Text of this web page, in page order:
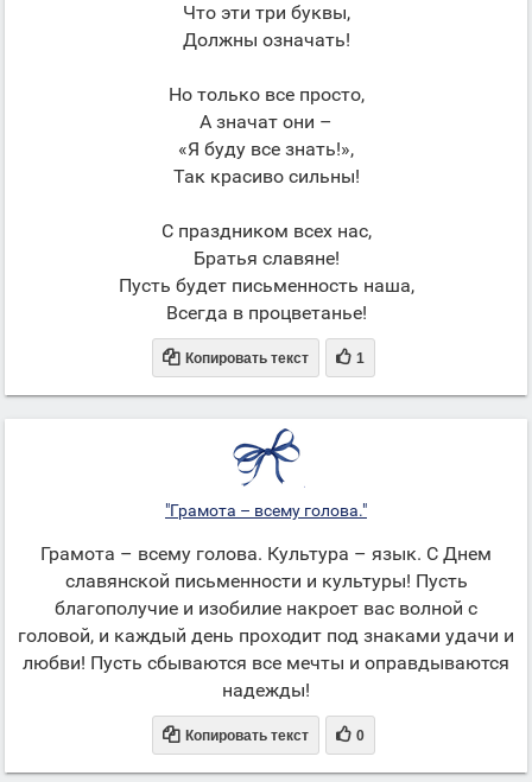
Что эти три буквы,
Должны означать!
Но только все просто,
А значат они –
«Я буду все знать!»,
Так красиво сильны!
С праздником всех нас,
Братья славяне!
Пусть будет письменность наша,
Всегда в процветанье!
 Копировать текст  1
"Грамота – всему голова."
Грамота – всему голова. Культура – язык. С Днем
славянской письменности и культуры! Пусть
благополучие и изобилие накроет вас волной с
головой, и каждый день проходит под знаками удачи и
любви! Пусть сбываются все мечты и оправдываются
надежды!
 Копировать текст  0